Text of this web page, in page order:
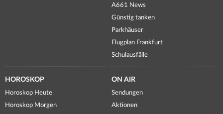
A661 News
Günstig tanken
Parkhäuser
Flugplan Frankfurt
Schulausfälle
HOROSKOP
Horoskop Heute
Horoskop Morgen
ON AIR
Sendungen
Aktionen